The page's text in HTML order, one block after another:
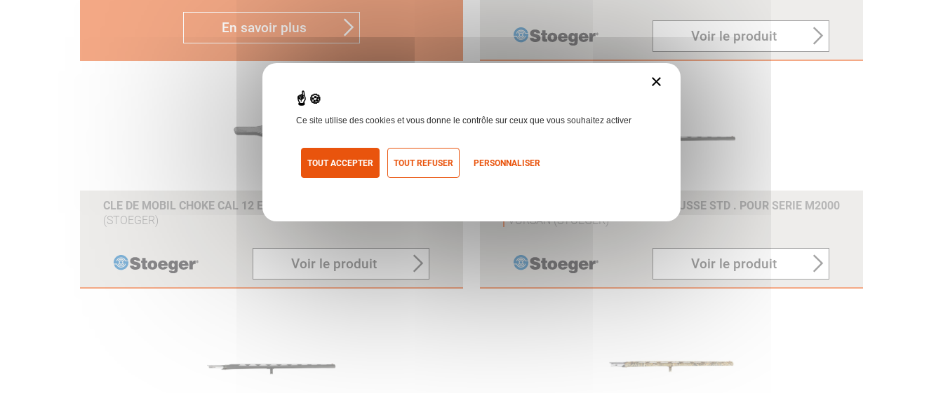
En savoir plus
Voir le produit
CLE DE MOBIL CHOKE CAL 12 ET 20 STOEGER
(STOEGER)
Voir le produit
CANON SLUG 12/76 60CM CYL HAUSSE STD . POUR SERIE M2000
VURSAN (STOEGER)
Voir le produit
×
Ce site utilise des cookies et vous donne le contrôle sur ceux que vous souhaitez activer
TOUT ACCEPTER TOUT REFUSER PERSONNALISER